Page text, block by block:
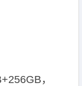
，